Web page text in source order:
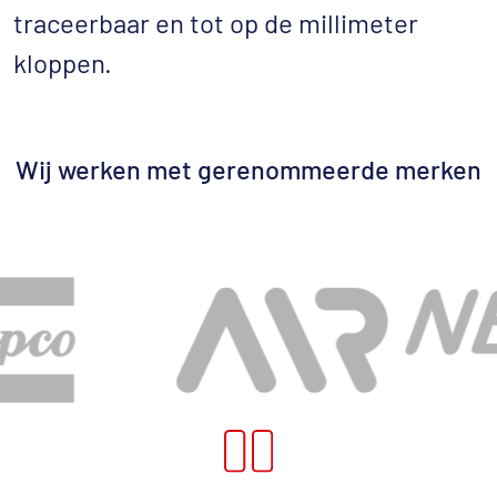
traceerbaar en tot op de millimeter
kloppen.
Wij werken met gerenommeerde merken